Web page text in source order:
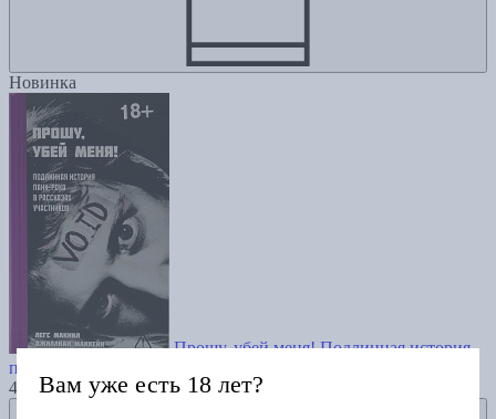
Новинка
Прошу, убей меня! Подлинная история
панк-рока в рассказах участников
4800Вам уже есть 18 лет?